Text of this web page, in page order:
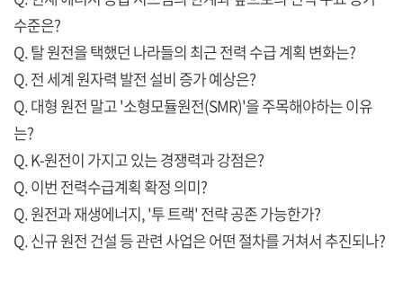
수준은?
Q. 탈 원전을 택했던 나라들의 최근 전력 수급 계획 변화는?
Q. 전 세계 원자력 발전 설비 증가 예상은?
Q. 대형 원전 말고 '소형모듈원전(SMR)'을 주목해야하는 이유
는?
Q. K-원전이 가지고 있는 경쟁력과 강점은?
Q. 이번 전력수급계획 확정 의미?
Q. 원전과 재생에너지, '투 트랙' 전략 공존 가능한가?
Q. 신규 원전 건설 등 관련 사업은 어떤 절차를 거쳐서 추진되나?